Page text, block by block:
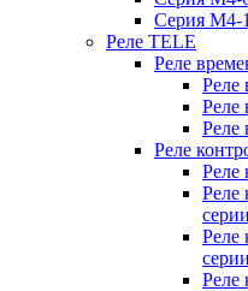
Серия M4-
Реле TELE
Реле
Реле
Реле
Реле
Реле
Реле
Реле
Реле
Реле